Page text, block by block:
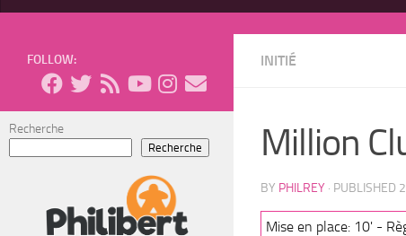
INITIÉ
Million
BY PHILREY · PUBLISHED
Mise en place: 10' -
FOLLOW:
Recherche
Recherche